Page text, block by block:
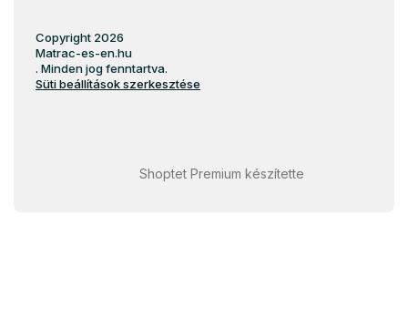
Shoptet Premium készítette
Copyright 2026
Matrac-es-en.hu
. Minden jog fenntartva.
Süti beállítások szerkesztése